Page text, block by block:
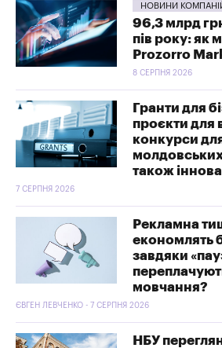
НОВИНИ
96,3 млрд
пів року: як
Prozorro
8 СЕРПНЯ 2026
Гранти для
проєкти для
конкурси
також
7 СЕРПНЯ 2026
Рекламна
економлять
завдяки
мовчання?
ЄВГЕН ЛЕВЧЕНКО - 7 СЕРПНЯ 2026
НБУ